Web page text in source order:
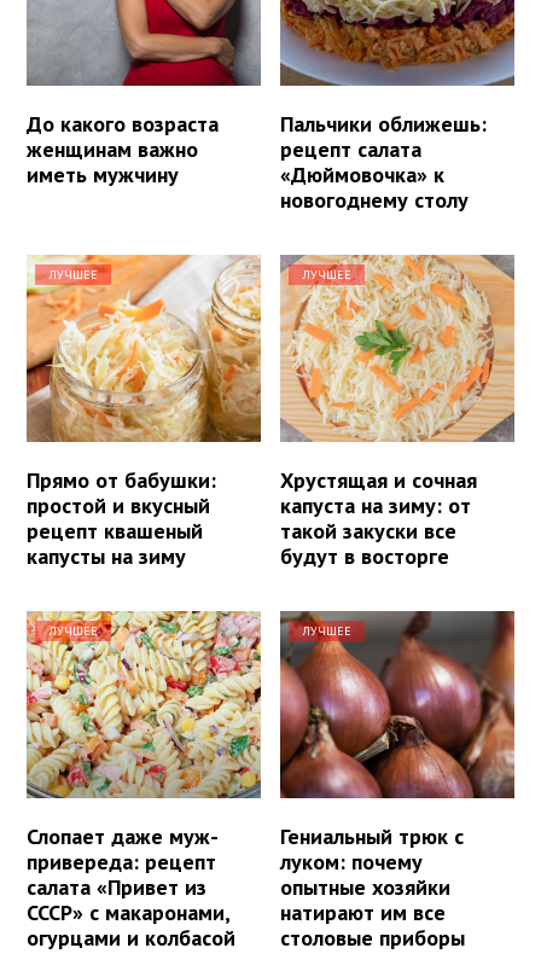
До какого возраста
женщинам важно
иметь мужчину
Пальчики оближешь:
рецепт салата
«Дюймовочка» к
новогоднему столу
ЛУЧШЕЕ
Прямо от бабушки:
простой и вкусный
рецепт квашеный
капусты на зиму
ЛУЧШЕЕ
Хрустящая и сочная
капуста на зиму: от
такой закуски все
будут в восторге
ЛУЧШЕЕ
Слопает даже муж-
привереда: рецепт
салата «Привет из
СССР» с макаронами,
огурцами и колбасой
ЛУЧШЕЕ
Гениальный трюк с
луком: почему
опытные хозяйки
натирают им все
столовые приборы